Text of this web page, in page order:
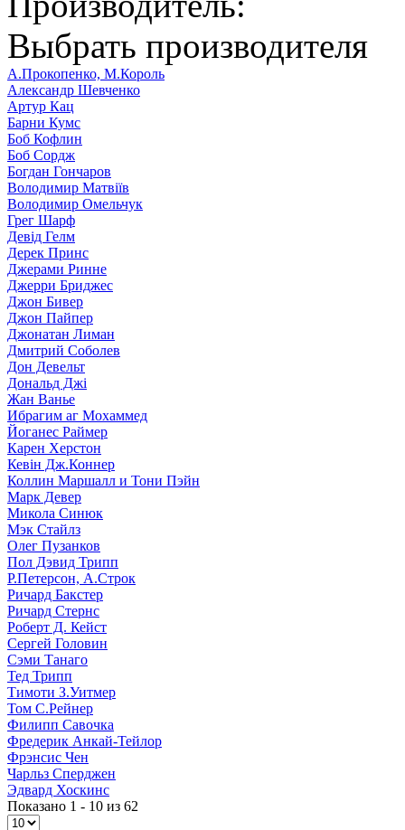
Выбрать производителя
А.Прокопенко, М.Король
Александр Шевченко
Артур Кац
Барни Кумс
Боб Кофлин
Боб Сордж
Богдан Гончаров
Володимир Матвіїв
Володимир Омельчук
Грег Шарф
Девід Гелм
Дерек Принс
Джерами Ринне
Джерри Бриджес
Джон Бивер
Джон Пайпер
Джонатан Лиман
Дмитрий Соболев
Дон Девельт
Дональд Джі
Жан Ванье
Ибрагим аг Мохаммед
Йоганес Раймер
Карен Херстон
Кевін Дж.Коннер
Коллин Маршалл и Тони Пэйн
Марк Девер
Микола Синюк
Мэк Стайлз
Олег Пузанков
Пол Дэвид Трипп
Р.Петерсон, А.Строк
Ричард Бакстер
Ричард Стернс
Роберт Д. Кейст
Сергей Головин
Сэми Танаго
Тед Трипп
Тимоти З.Уитмер
Том С.Рейнер
Филипп Савочка
Фредерик Анкай-Тейлор
Фрэнсис Чен
Чарльз Сперджен
Эдвард Хоскинс
Показано 1 - 10 из 62